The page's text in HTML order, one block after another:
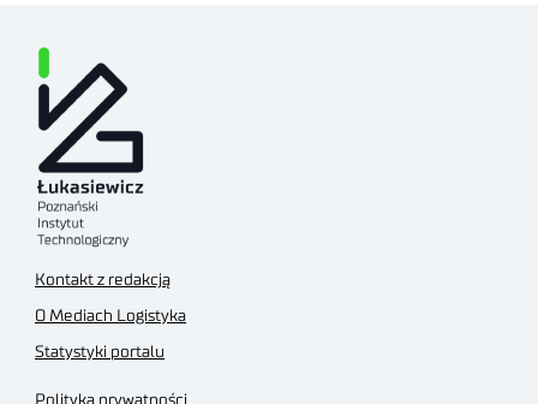
Kontakt z redakcją
O Mediach Logistyka
Statystyki portalu
Polityka prywatności